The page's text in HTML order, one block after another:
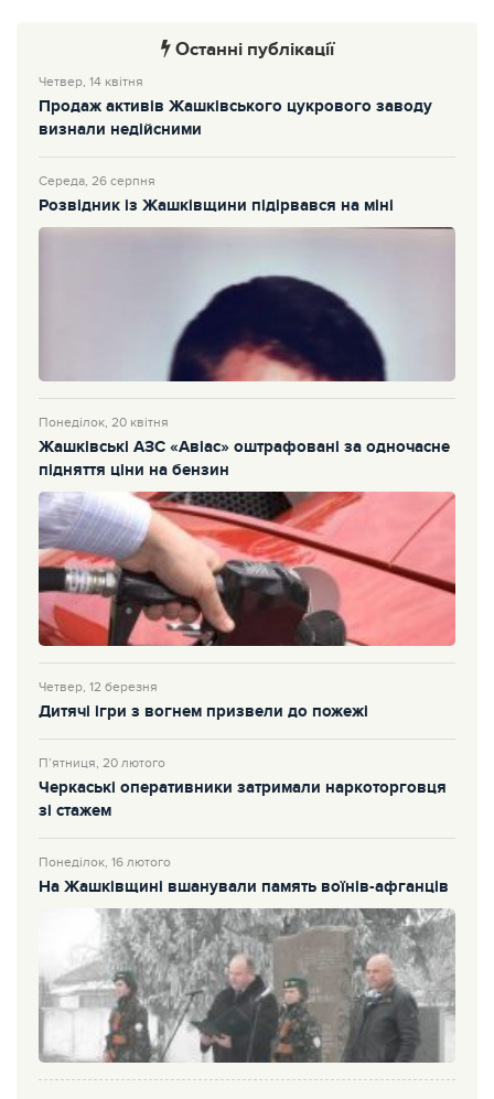
Останні публікації
Четвер, 14 квітня
Продаж активів Жашківського цукрового заводу
визнали недійсними
Середа, 26 серпня
Розвідник із Жашківщини підірвався на міні
Понеділок, 20 квітня
Жашківські АЗС «Авіас» оштрафовані за одночасне
підняття ціни на бензин
Четвер, 12 березня
Дитячі ігри з вогнем призвели до пожежі
П’ятниця, 20 лютого
Черкаські оперативники затримали наркоторговця
зі стажем
Понеділок, 16 лютого
На Жашківщині вшанували память воїнів-афганців